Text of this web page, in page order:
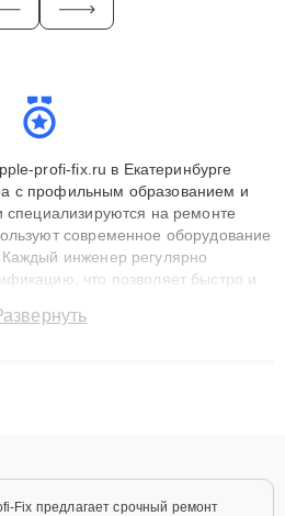
profi-fix.ru в Екатеринбурге
с профильным образованием и
на ремонте
современное оборудование
инженер регулярно
что позволяет быстро и
лет. Наши мастера решают
Fix предлагает срочный ремонт